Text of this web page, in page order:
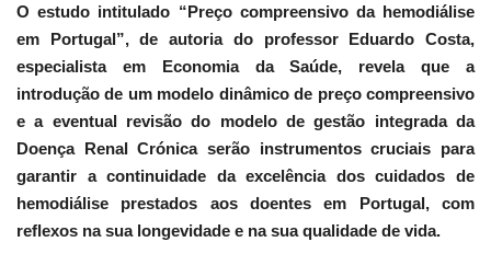
Lazer
Ambiente
O estudo intitulado “Preço compreensivo da hemodiálise
em Portugal”, de autoria do professor Eduardo Costa,
especialista em Economia da Saúde, revela que a
introdução de um modelo dinâmico de preço compreensivo
e a eventual revisão do modelo de gestão integrada da
Doença Renal Crónica serão instrumentos cruciais para
garantir a continuidade da excelência dos cuidados de
hemodiálise prestados aos doentes em Portugal, com
reflexos na sua longevidade e na sua qualidade de vida.